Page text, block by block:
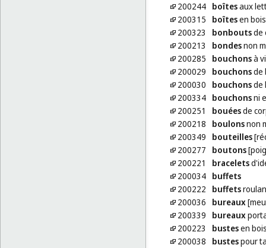
200244 boîtesaux
200315
boîtesen
200323
bonboutsde
200213
bondesnon
200285
bouchonsà
200029
bouchonsde
200030
bouchonsde
200334 bouchonsni
200251
bouéesde
200218
boulonsnon
200349
bouteilles
200277
boutons
200221
bracelets
200034 buffets
200222
buffets
200036
bureaux
200339
bureaux
200223
bustesen
200038
bustespour